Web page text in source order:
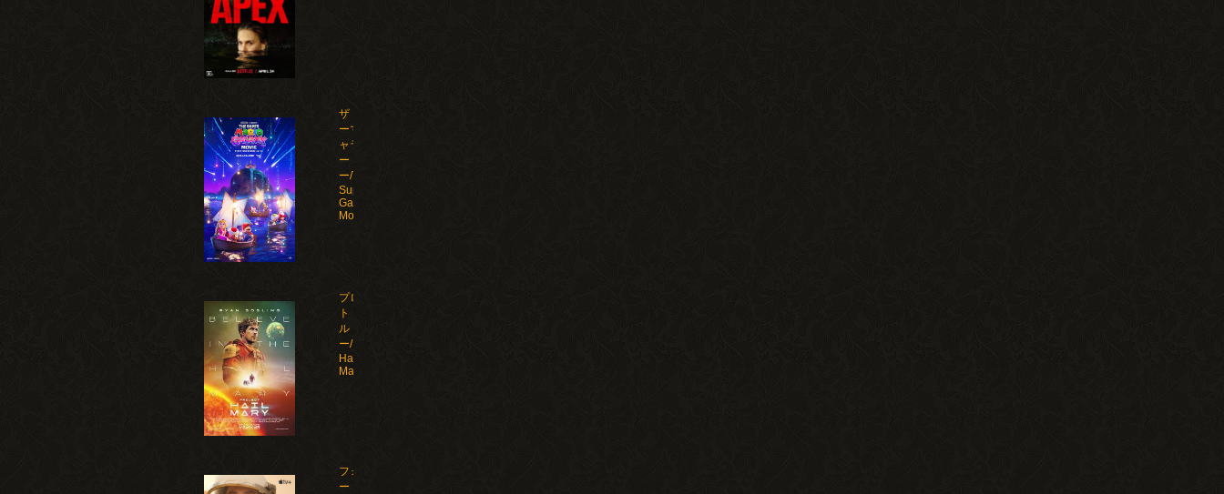
ザ・スーパ
ーマリオギ
ャラクシ
ー・ムービ
ー/The
Super Mario
Galaxy
Movie(2026)
プロジェク
ト・ヘイ
ル・メアリ
ー/Project
Hail
Mary(2026)
フォ
ー・オ